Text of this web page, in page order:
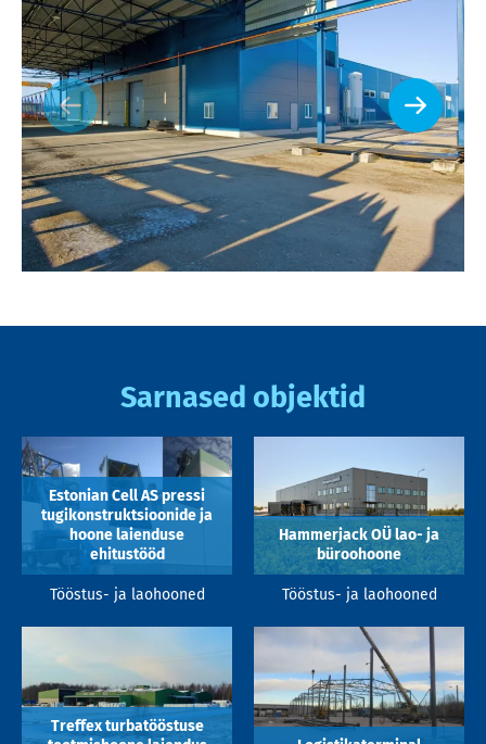
Sarnased objektid
Estonian Cell AS pressi
tugikonstruktsioonide ja
hoone laienduse
ehitustööd
Tööstus- ja laohooned
Hammerjack OÜ lao- ja
büroohoone
Tööstus- ja laohooned
Treffex turbatööstuse